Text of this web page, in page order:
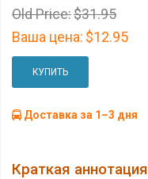
Old Price:$31.95
Ваша цена: $12.95
КУПИТЬ
Доставка за 1–3 дня
Краткая аннотация